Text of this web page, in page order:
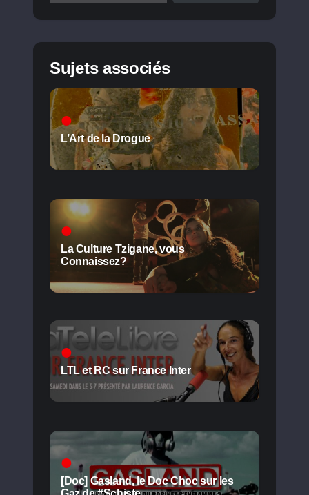
Sujets associés
L’Art de la Drogue
La Culture Tzigane, vous
Connaissez?
LTL et RC sur France Inter
[Doc] Gasland, le Doc Choc sur les